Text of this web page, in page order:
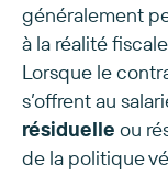
généralement
à la réalité
Lorsque le
s’offrent au
résiduelle ou
de la politique